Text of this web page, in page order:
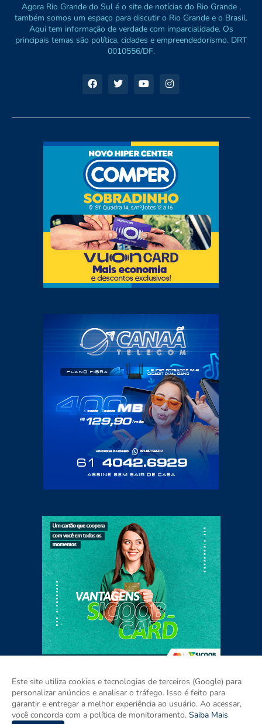
Agora Rio Grande do Sul é o site de notícias do Rio Grande ,
também somos um espaço para discutir o Rio Grande e o Brasil.
Aqui tem informação de verdade com imparcialidade. Os
principais temas são política, cidades e empreendedorismo. DRT
0010556/DF.
Home Sobre Contato Mídia Kit
Este site utiliza cookies e tecnologias de terceiros (Google) para
personalizar anúncios e analisar o tráfego. Isso é feito para
garantir e entregar a melhor experiência ao usuário. Ao acessar,
você concorda com a política de monitoramento. Saiba Mais